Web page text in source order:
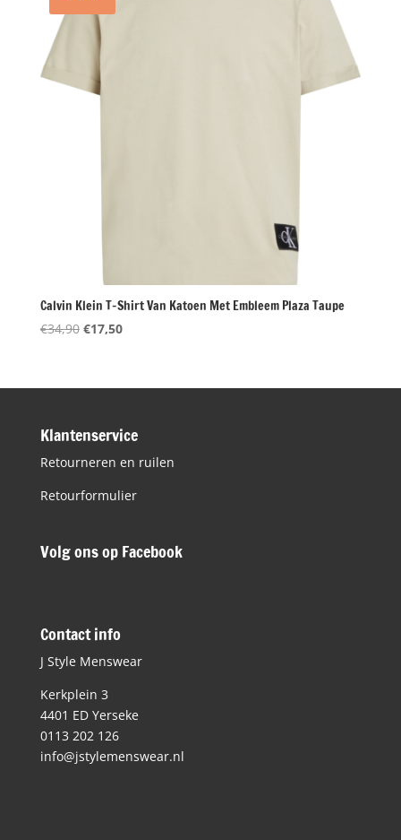
Calvin Klein T-Shirt Van Katoen Met Embleem Plaza Taupe
€34,90 Oorspronkelijke
€34,90.
€17,50Huidige
€17,50.
Klantenservice
Retourneren en ruilen
Retourformulier
Volg ons op Facebook
Contact info
J Style Menswear
Kerkplein 3
4401 ED Yerseke
0113 202 126
info@jstylemenswear.nl